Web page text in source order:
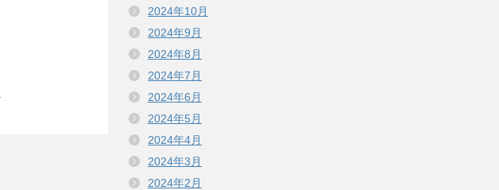
2024年10月
2024年9月
2024年8月
2024年7月
2024年6月
2024年5月
2024年4月
2024年3月
2024年2月